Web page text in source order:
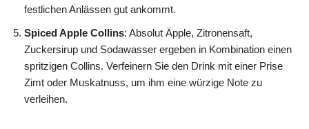
festlichen Anlässen gut ankommt.
Spiced Apple Collins: Absolut Äpple, Zitronensaft,
Zuckersirup und Sodawasser ergeben in Kombination einen
spritzigen Collins. Verfeinern Sie den Drink mit einer Prise
Zimt oder Muskatnuss, um ihm eine würzige Note zu
verleihen.